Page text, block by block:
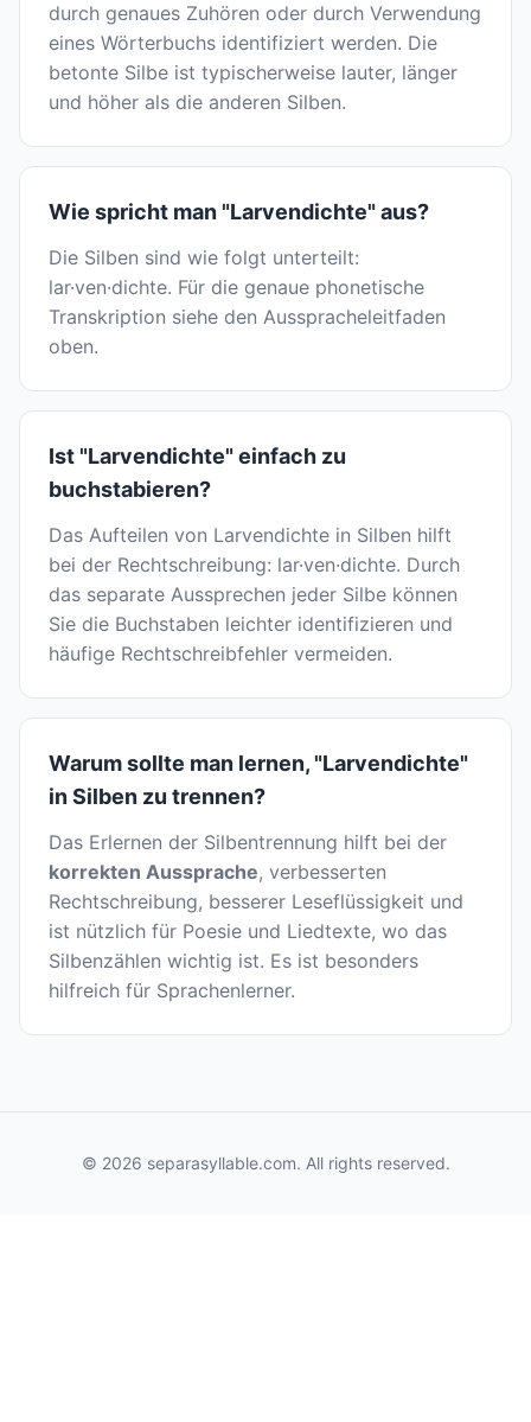
durch genaues Zuhören oder durch Verwendung
eines Wörterbuchs identifiziert werden. Die
betonte Silbe ist typischerweise lauter, länger
und höher als die anderen Silben.
Wie spricht man "Larvendichte" aus?
Die Silben sind wie folgt unterteilt:
lar·ven·dichte. Für die genaue phonetische
Transkription siehe den Ausspracheleitfaden
oben.
Ist "Larvendichte" einfach zu
buchstabieren?
Das Aufteilen von Larvendichte in Silben hilft
bei der Rechtschreibung: lar·ven·dichte. Durch
das separate Aussprechen jeder Silbe können
Sie die Buchstaben leichter identifizieren und
häufige Rechtschreibfehler vermeiden.
Warum sollte man lernen, "Larvendichte"
in Silben zu trennen?
Das Erlernen der Silbentrennung hilft bei der
korrekten Aussprache, verbesserten
Rechtschreibung, besserer Leseflüssigkeit und
ist nützlich für Poesie und Liedtexte, wo das
Silbenzählen wichtig ist. Es ist besonders
hilfreich für Sprachenlerner.
© 2026 separasyllable.com. All rights reserved.